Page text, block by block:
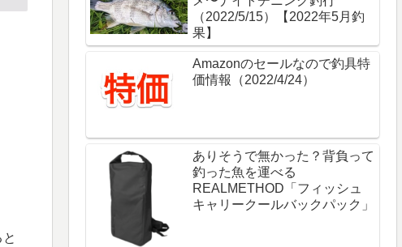
（2022/5/15）【2022年5月釣
果】
Amazonのセールなので釣具特
価情報（2022/4/24）
ありそうで無かった？背負って
釣った魚を運べる
REALMETHOD「フィッシュ
キャリークールバックパック」